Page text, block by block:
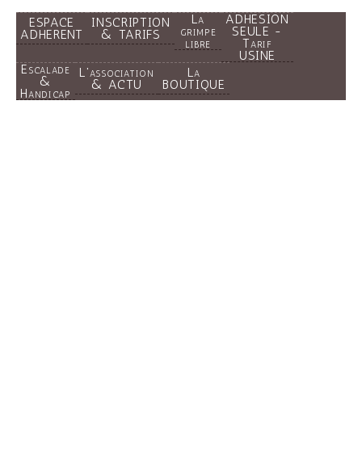
ESPACE
ADHERENT
INSCRIPTION
& TARIFS
La
grimpe
libre
ADHESION
SEULE -
Tarif
USINE
Escalade
&
Handicap
L'association
& ACTU
La
BOUTIQUE